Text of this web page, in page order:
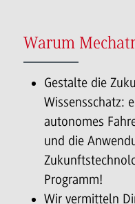
Warum
Gestalte die
Wissensschatz:
autonomes
und die
Programm!
Wir vermitteln